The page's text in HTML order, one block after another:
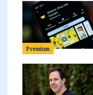
Premium